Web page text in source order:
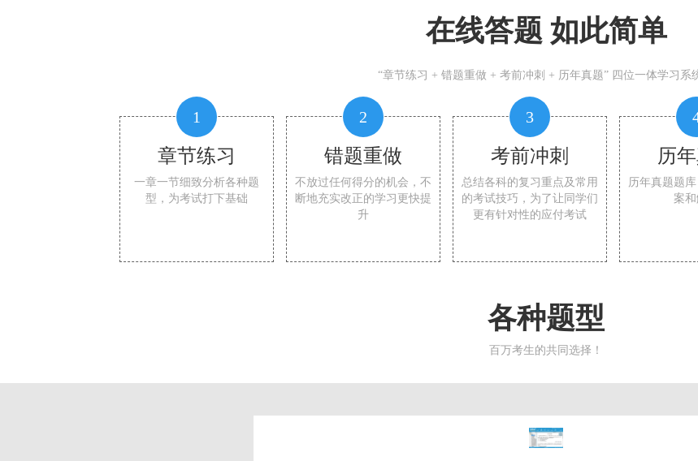
在线答题 如此简单
“章节练习 + 错题重做 + 考前冲刺 + 历年真题” 四位一体学习系
1
章节练习
一章一节细致分析各种题
型，为考试打下基础
2
错题重做
不放过任何得分的机会，不
断地充实改正的学习更快提
升
3
考前冲刺
总结各科的复习重点及常用
的考试技巧，为了让同学们
更有针对性的应付考试
历
历年真题题
案
各种题型
百万考生的共同选择！